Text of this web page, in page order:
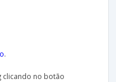
.
clicando no botão